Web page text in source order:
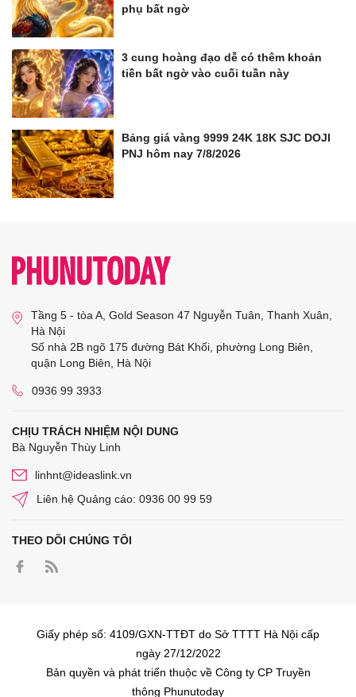
phụ bất ngờ
3 cung hoàng đạo dễ có thêm khoản
tiền bất ngờ vào cuối tuần này
Bảng giá vàng 9999 24K 18K SJC DOJI
PNJ hôm nay 7/8/2026
Tầng 5 - tòa A, Gold Season 47 Nguyễn Tuân, Thanh Xuân,
Hà Nội
Số nhà 2B ngõ 175 đường Bát Khối, phường Long Biên,
quận Long Biên, Hà Nội
0936 99 3933
CHỊU TRÁCH NHIỆM NỘI DUNG
Bà Nguyễn Thùy Linh
linhnt@ideaslink.vn
Liên hệ Quảng cáo: 0936 00 99 59
THEO DÕI CHÚNG TÔI
Giấy phép số: 4109/GXN-TTĐT do Sở TTTT Hà Nội cấp
ngày 27/12/2022
Bản quyền và phát triển thuộc về Công ty CP Truyền
thông Phunutoday